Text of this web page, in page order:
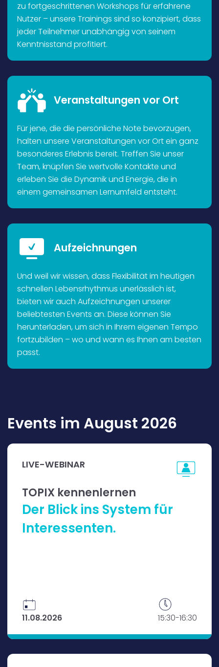
zu fortgeschrittenen Workshops für erfahrene
Nutzer – unsere Trainings sind so konzipiert, dass
jeder Teilnehmer unabhängig von seinem
Kenntnisstand profitiert.
Veranstaltungen vor Ort
Für jene, die die persönliche Note bevorzugen,
halten unsere Veranstaltungen vor Ort ein ganz
besonderes Erlebnis bereit. Treffen Sie unser
Team, knüpfen Sie wertvolle Kontakte und
erleben Sie die Dynamik und Energie, die in
einem gemeinsamen Lernumfeld entsteht.
Aufzeichnungen
Und weil wir wissen, dass Flexibilität im heutigen
schnellen Lebensrhythmus unerlässlich ist,
bieten wir auch Aufzeichnungen unserer
beliebtesten Events an. Diese können Sie
herunterladen, um sich in Ihrem eigenen Tempo
fortzubilden – wo und wann es Ihnen am besten
passt.
Events im August 2026
LIVE-WEBINAR
TOPIX kennenlernen
Der Blick ins System für
Interessenten.
11.08.2026 15:30-16:30